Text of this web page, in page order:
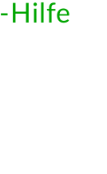
Hilfe